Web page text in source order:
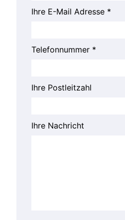
Ihre E-Mail Adresse *
Telefonnummer *
Ihre Postleitzahl
Ihre Nachricht